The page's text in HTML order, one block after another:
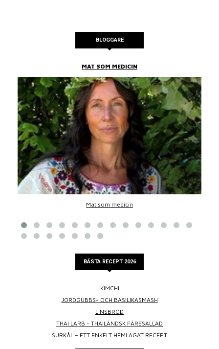
BLOGGARE
MAT SOM MEDICIN
Mat som medicin
BÄSTA RECEPT 2026
KIMCHI
JORDGUBBS- OCH BASILIKASMASH
LINSBRÖD
THAI LARB - THAILÄNDSK FÄRSSALLAD
SURKÅL – ETT ENKELT HEMLAGAT RECEPT